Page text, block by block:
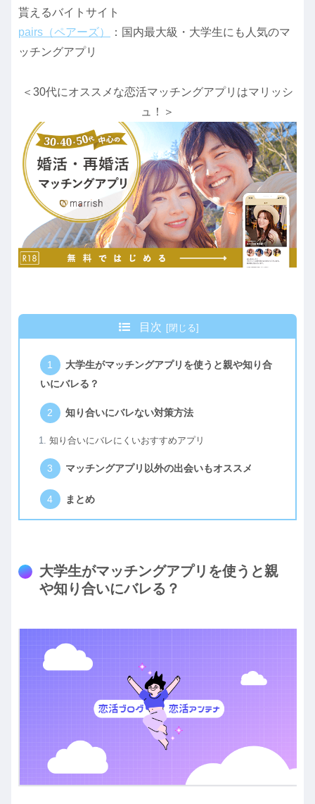
貰えるバイトサイト
pairs（ペアーズ）
：国内最大級・大学生にも人気のマ
ッチングアプリ
＜30代にオススメな恋活マッチングアプリはマリッシ
ュ！＞
目次
大学生がマッチングアプリを使うと親や知り合
いにバレる？
知り合いにバレない対策方法
知り合いにバレにくいおすすめアプリ
マッチングアプリ以外の出会いもオススメ
まとめ
大学生がマッチングアプリを使うと親
や知り合いにバレる？